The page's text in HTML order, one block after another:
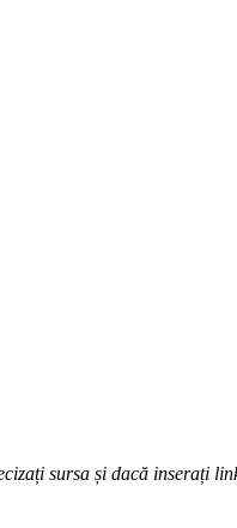
sursa și dacă inserați